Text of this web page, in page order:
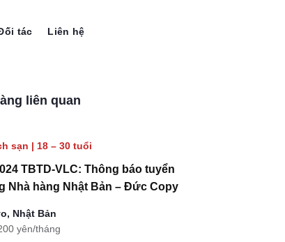
tác Liên hệ
liên quan
sạn | 18 – 30 tuổi
TBTD-VLC: Thông báo tuyển
Nhà hàng Nhật Bản – Đức Copy
Nhật Bản
yên/tháng